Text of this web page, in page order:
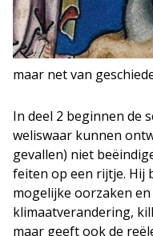
maar net van
In deel 2 beginnen de
weliswaar kunnen
gevallen) niet
feiten op een rijtje. Hij
mogelijke oorzaken
klimaatverandering,
maar geeft ook de